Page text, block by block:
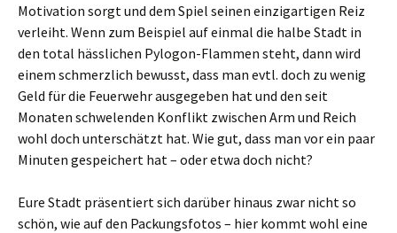
Motivation sorgt und dem Spiel seinen einzigartigen Reiz
verleiht. Wenn zum Beispiel auf einmal die halbe Stadt in
den total hässlichen Pylogon-Flammen steht, dann wird
einem schmerzlich bewusst, dass man evtl. doch zu wenig
Geld für die Feuerwehr ausgegeben hat und den seit
Monaten schwelenden Konflikt zwischen Arm und Reich
wohl doch unterschätzt hat. Wie gut, dass man vor ein paar
Minuten gespeichert hat – oder etwa doch nicht?
Eure Stadt präsentiert sich darüber hinaus zwar nicht so
schön, wie auf den Packungsfotos – hier kommt wohl eine